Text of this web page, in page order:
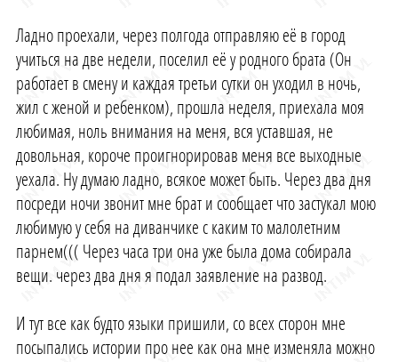
Ладно проехали, через полгода отправляю её в город
учиться на две недели, поселил её у родного брата (Он
работает в смену и каждая третьи сутки он уходил в ночь,
жил с женой и ребенком), прошла неделя, приехала моя
любимая, ноль внимания на меня, вся уставшая, не
довольная, короче проигнорировав меня все выходные
уехала. Ну думаю ладно, всякое может быть. Через два дня
посреди ночи звонит мне брат и сообщает что застукал мою
любимую у себя на диванчике с каким то малолетним
парнем((( Через часа три она уже была дома собирала
вещи. через два дня я подал заявление на развод.
И тут все как будто языки пришили, со всех сторон мне
посыпались истории про нее как она мне изменяла можно